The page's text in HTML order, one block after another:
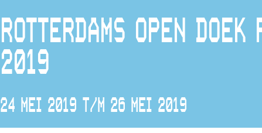
ROTTERDAMS OPEN
2019
24 MEI 2019 T/M 26 MEI 2019